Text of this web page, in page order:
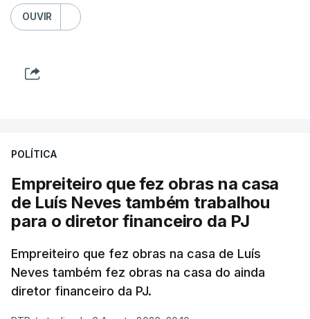
OUVIR
POLÍTICA
Empreiteiro que fez obras na casa
de Luís Neves também trabalhou
para o diretor financeiro da PJ
Empreiteiro que fez obras na casa de Luís
Neves também fez obras na casa do ainda
diretor financeiro da PJ.